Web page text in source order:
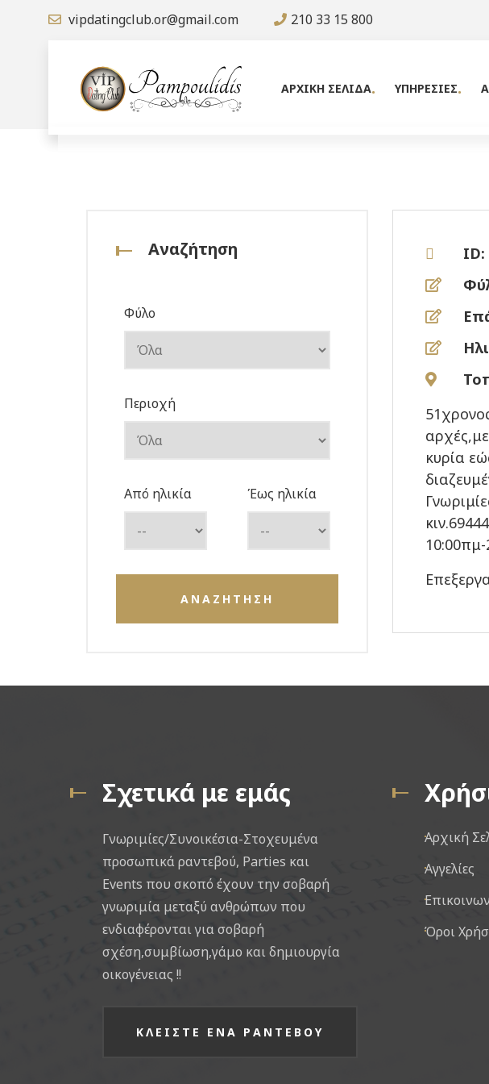
vipdatingclub.or@gmail.com 210 33 15 800
ΑΡΧΙΚΗ ΣΕΛΙΔΑ ΥΠΗΡΕΣΙΕΣ
Αναζήτηση
Φύλο
Περιοχή
Από ηλικία Έως ηλικία
ΑΝΑΖΗΤΗΣΗ
ID:
κυρία
Σχετικά με εμάς
Γνωριμίες/Συνοικέσια-Στοχευμένα
προσωπικά ραντεβού, Parties και
Events που σκοπό έχουν την σοβαρή
γνωριμία μεταξύ ανθρώπων που
ενδιαφέρονται για σοβαρή
σχέση,συμβίωση,γάμο και δημιουργία
οικογένειας !!
ΚΛΕΙΣΤΕ ΕΝΑ ΡΑΝΤΕΒΟΥ
Αρχική
Αγγελίες
Όροι